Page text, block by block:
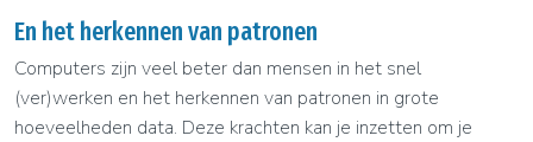
En het herkennen van patronen
Computers zijn veel beter dan mensen in het snel
(ver)werken en het herkennen van patronen in grote
hoeveelheden data. Deze krachten kan je inzetten om je